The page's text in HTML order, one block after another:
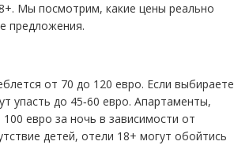
Мы посмотрим, какие цены реально
предложения.
от 70 до 120 евро. Если выбираете
упасть до 45‑60 евро. Апартаменты,
евро за ночь в зависимости от
детей, отели 18+ могут обойтись